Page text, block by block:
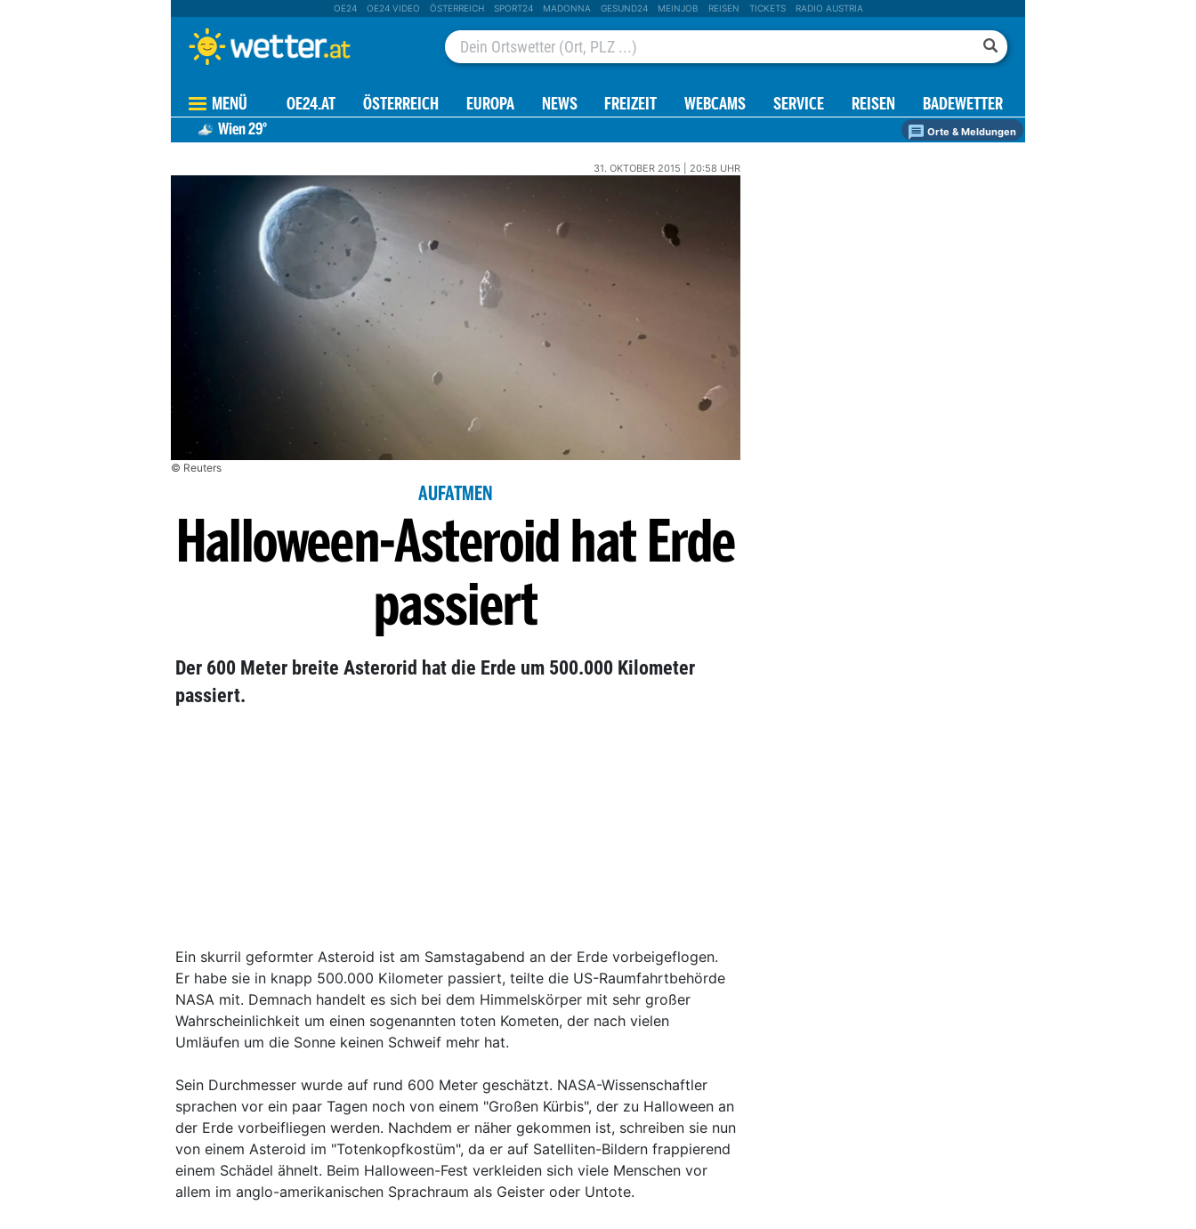
OE24 OE24 VIDEO ÖSTERREICH SPORT24 MADONNA GESUND24 MEINJOB REISEN TICKETS RADIO AUSTRIA
MENÜ OE24.AT ÖSTERREICH EUROPA NEWS FREIZEIT WEBCAMS SERVICE REISEN BADEWETTER
Wien29° Orte & Meldungen
31. OKTOBER 2015 | 20:58 UHR
© Reuters
AUFATMEN
Halloween-Asteroid hat Erde
passiert
Der 600 Meter breite Asterorid hat die Erde um 500.000 Kilometer
passiert.
Ein skurril geformter Asteroid ist am Samstagabend an der Erde vorbeigeflogen.
Er habe sie in knapp 500.000 Kilometer passiert, teilte die US-Raumfahrtbehörde
NASA mit. Demnach handelt es sich bei dem Himmelskörper mit sehr großer
Wahrscheinlichkeit um einen sogenannten toten Kometen, der nach vielen
Umläufen um die Sonne keinen Schweif mehr hat.
Sein Durchmesser wurde auf rund 600 Meter geschätzt. NASA-Wissenschaftler
sprachen vor ein paar Tagen noch von einem "Großen Kürbis", der zu Halloween an
der Erde vorbeifliegen werden. Nachdem er näher gekommen ist, schreiben sie nun
von einem Asteroid im "Totenkopfkostüm", da er auf Satelliten-Bildern frappierend
einem Schädel ähnelt. Beim Halloween-Fest verkleiden sich viele Menschen vor
allem im anglo-amerikanischen Sprachraum als Geister oder Untote.